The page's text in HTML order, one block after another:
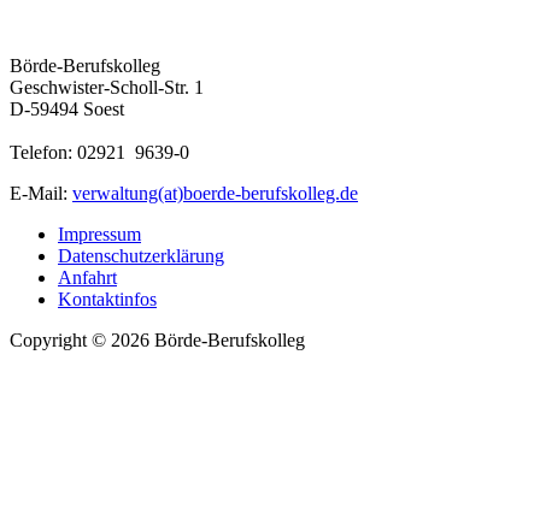
Börde-Berufskolleg
Geschwister-Scholl-Str. 1
D-59494 Soest
Telefon: 02921 9639-0
E-Mail: verwaltung(at)boerde-berufskolleg.de
Impressum
Datenschutzerklärung
Anfahrt
Kontaktinfos
Copyright © 2026 Börde-Berufskolleg